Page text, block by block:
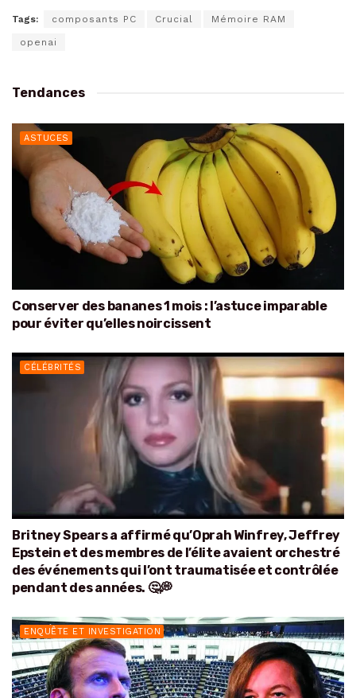
Tags: composants PC Crucial Mémoire RAM
openai
Tendances
ASTUCES
Conserver des bananes 1 mois : l’astuce imparable
pour éviter qu’elles noircissent
CÉLÉBRITÉS
Britney Spears a affirmé qu’Oprah Winfrey, Jeffrey
Epstein et des membres de l’élite avaient orchestré
des événements qui l’ont traumatisée et contrôlée
pendant des années. 🤔💭
ENQUÊTE ET INVESTIGATION